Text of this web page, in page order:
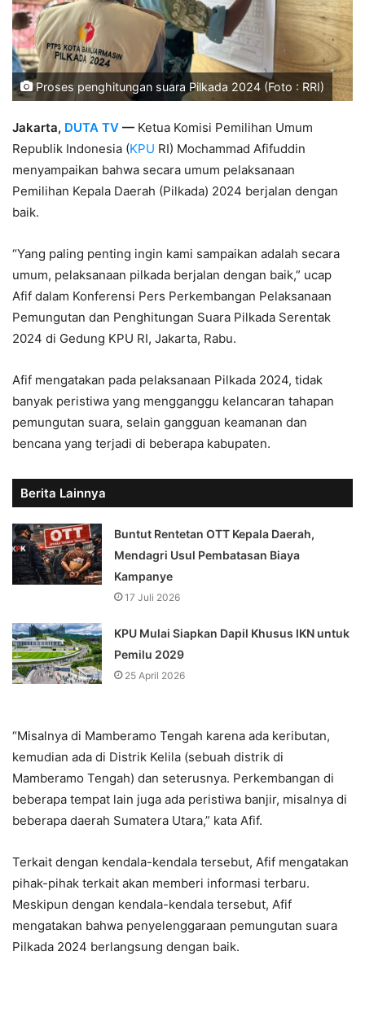
Proses penghitungan suara Pilkada 2024 (Foto : RRI)
Jakarta, DUTA TV — Ketua Komisi Pemilihan Umum
Republik Indonesia (KPU RI) Mochammad Afifuddin
menyampaikan bahwa secara umum pelaksanaan
Pemilihan Kepala Daerah (Pilkada) 2024 berjalan dengan
baik.
“Yang paling penting ingin kami sampaikan adalah secara
umum, pelaksanaan pilkada berjalan dengan baik,” ucap
Afif dalam Konferensi Pers Perkembangan Pelaksanaan
Pemungutan dan Penghitungan Suara Pilkada Serentak
2024 di Gedung KPU RI, Jakarta, Rabu.
Afif mengatakan pada pelaksanaan Pilkada 2024, tidak
banyak peristiwa yang mengganggu kelancaran tahapan
pemungutan suara, selain gangguan keamanan dan
bencana yang terjadi di beberapa kabupaten.
Berita Lainnya
Buntut Rentetan OTT Kepala Daerah,
Mendagri Usul Pembatasan Biaya
Kampanye
17 Juli 2026
KPU Mulai Siapkan Dapil Khusus IKN untuk
Pemilu 2029
25 April 2026
“Misalnya di Mamberamo Tengah karena ada keributan,
kemudian ada di Distrik Kelila (sebuah distrik di
Mamberamo Tengah) dan seterusnya. Perkembangan di
beberapa tempat lain juga ada peristiwa banjir, misalnya di
beberapa daerah Sumatera Utara,” kata Afif.
Terkait dengan kendala-kendala tersebut, Afif mengatakan
pihak-pihak terkait akan memberi informasi terbaru.
Meskipun dengan kendala-kendala tersebut, Afif
mengatakan bahwa penyelenggaraan pemungutan suara
Pilkada 2024 berlangsung dengan baik.